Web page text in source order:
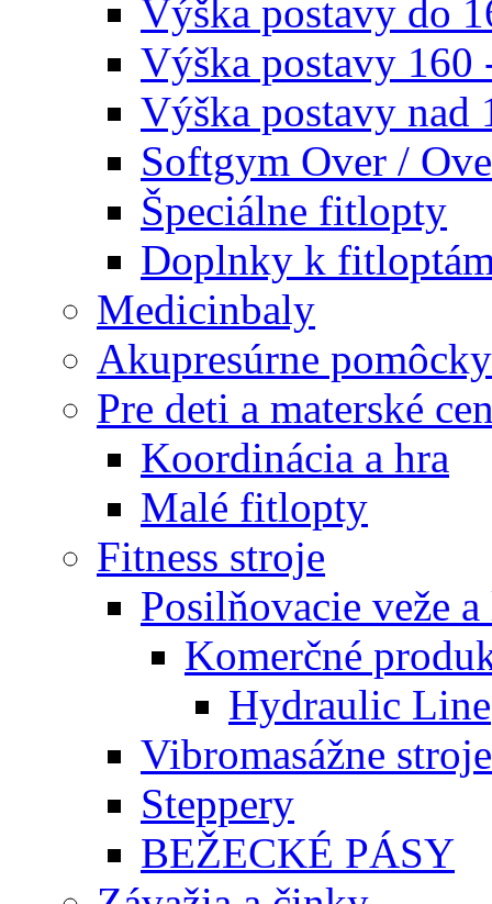
Výška postavy do
Výška postavy 160
Výška postavy nad
Softgym Over /
Špeciálne fitlopty
Doplnky k
Medicinbaly
Akupresúrne pomôcky
Pre deti a materské
Koordinácia a hra
Malé fitlopty
Fitness stroje
Posilňovacie veže
Komerčné
Hydraulic Line
Vibromasážne stroje
Steppery
BEŽECKÉ PÁSY